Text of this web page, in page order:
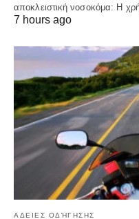
αποκλειστική νοσοκόμα: Η
7 hours ago
ΑΔΕΙΕΣ ΟΔΉΓΗΣΗΣ